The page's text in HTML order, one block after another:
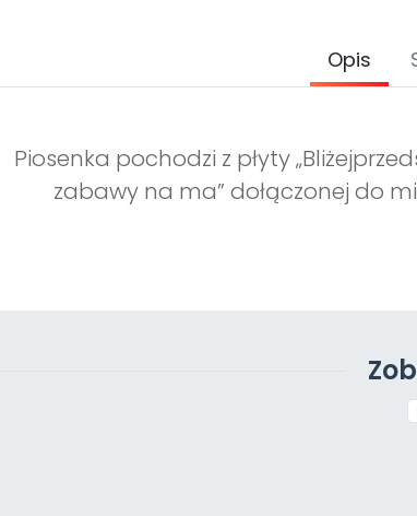
Opis
Piosenka pochodzi z płyty
zabawy na ma” dołączonej do